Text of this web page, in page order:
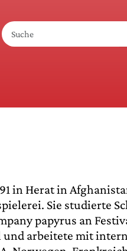
in Herat in
Sie studierte
papyrus an
arbeitete mit